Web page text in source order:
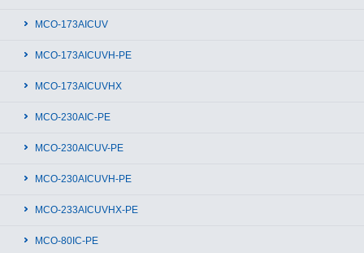
MCO-173AICUV
MCO-173AICUVH-PE
MCO-173AICUVHX
MCO-230AIC-PE
MCO-230AICUV-PE
MCO-230AICUVH-PE
MCO-233AICUVHX-PE
MCO-80IC-PE